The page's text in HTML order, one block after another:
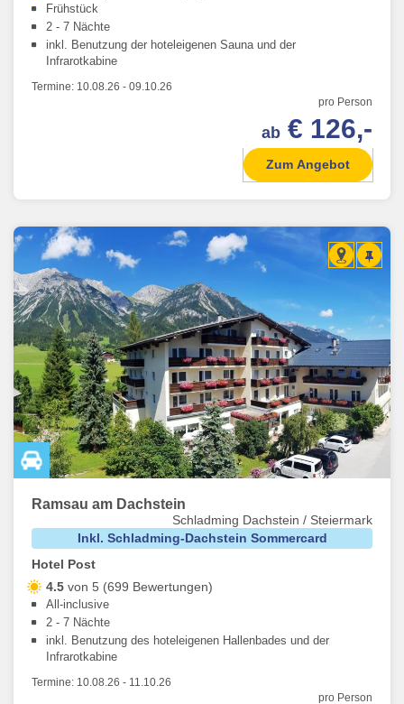
Frühstück
2 - 7 Nächte
inkl. Benutzung der hoteleigenen Sauna und der
Infrarotkabine
Termine: 10.08.26 - 09.10.26
pro Person
ab € 126,-
Zum Angebot
Ramsau am Dachstein
Schladming Dachstein / Steiermark
Inkl. Schladming-Dachstein Sommercard
Hotel Post
4.5 von 5 (699 Bewertungen)
All-inclusive
2 - 7 Nächte
inkl. Benutzung des hoteleigenen Hallenbades und der
Infrarotkabine
Termine: 10.08.26 - 11.10.26
pro Person